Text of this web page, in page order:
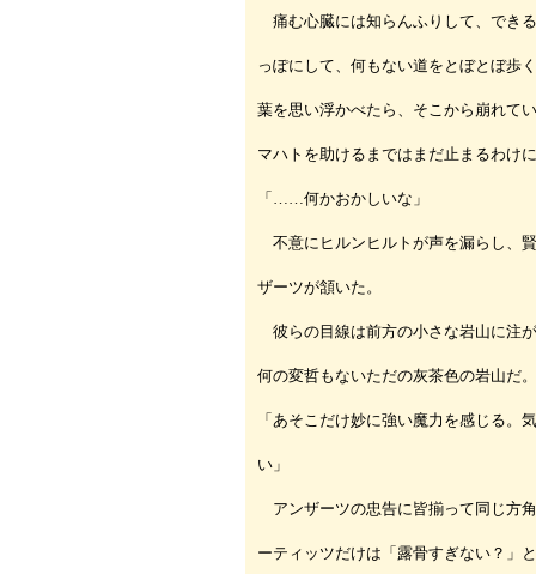
痛む心臓には知らんふりして、でき
っぽにして、何もない道をとぼとぼ歩
葉を思い浮かべたら、そこから崩れて
マハトを助けるまではまだ止まるわけ
「……何かおかしいな」
不意にヒルンヒルトが声を漏らし、
ザーツが頷いた。
彼らの目線は前方の小さな岩山に注
何の変哲もないただの灰茶色の岩山だ。
「あそこだけ妙に強い魔力を感じる。
い」
アンザーツの忠告に皆揃って同じ方
ーティッツだけは「露骨すぎない？」